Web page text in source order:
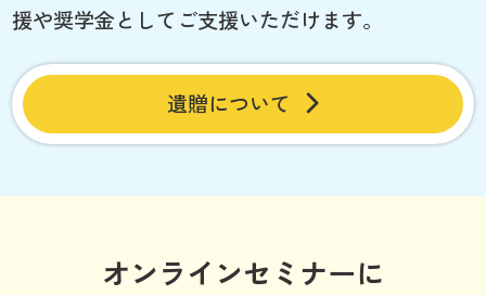
援や奨学金としてご支援いただけます。
遺贈について
オンラインセミナーに